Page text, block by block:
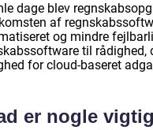
dage blev
af
og mindre
til
for cloud-baseret
er nogle